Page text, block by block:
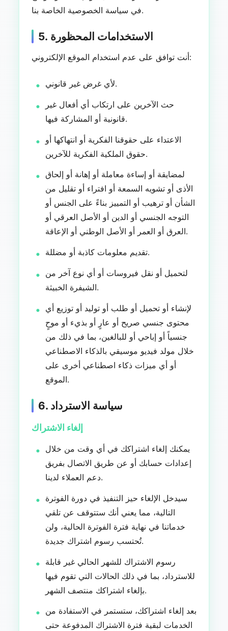
في سياسة الخصوصية الخاصة بنا.
5. الاستخدامات المحظورة
أنت توافق على عدم استخدام الموقع الإلكتروني:
لأي غرض غير قانوني.
حث الآخرين على ارتكاب أي أفعال غير
قانونية أو المشاركة فيها.
الاعتداء على حقوقنا الفكرية أو انتهاكها أو
حقوق الملكية الفكرية للآخرين.
لمضايقة أو إساءة معاملة أو إهانة أو إلحاق
الأذى أو تشويه السمعة أو افتراء أو تقليل من
الشأن أو ترهيب أو التمييز بناءً على الجنس أو
التوجه الجنسي أو الدين أو الأصل العرقي أو
العرق أو العمر أو الأصل الوطني أو الإعاقة.
تقديم معلومات كاذبة أو مضللة.
لتحميل أو نقل فيروسات أو أي نوع آخر من
الشيفرة الخبيثة.
لإنشاء أو تحميل أو طلب أو توليد أو توزيع أي
محتوى جنسي صريح أو عارٍ أو بذيء أو موحٍ
جنسياً أو إباحي أو للبالغين، بما في ذلك من
خلال مولد فيديو موسيقي بالذكاء الاصطناعي
أو أي ميزات ذكاء اصطناعي أخرى على
الموقع.
6. سياسة الاسترداد
إلغاء الاشتراك
يمكنك إلغاء اشتراكك في أي وقت من خلال
إعدادات حسابك أو عن طريق الاتصال بفريق
دعم العملاء لدينا.
سيدخل الإلغاء حيز التنفيذ في دورة الفوترة
التالية، مما يعني أنك ستتوقف عن تلقي
خدماتنا في نهاية فترة الفوترة الحالية، ولن
تُحتسب رسوم اشتراك جديدة.
رسوم الاشتراك للشهر الحالي غير قابلة
للاسترداد، بما في ذلك الحالات التي تقوم فيها
بإلغاء اشتراكك منتصف الشهر.
بعد إلغاء اشتراكك، ستستمر في الاستفادة من
الخدمات لبقية فترة الاشتراك المدفوعة حتى